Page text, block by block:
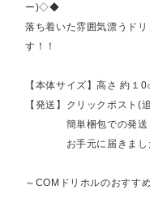
ー)◇◆
落ち着いた雰囲気漂うド
す！！
【本体サイズ】高さ 約１
【発送】クリックポスト(
簡単梱包での発送と
お手元に届きました
～COMドリホルのおすす